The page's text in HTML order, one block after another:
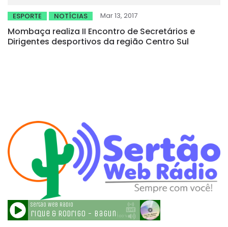
ESPORTE NOTÍCIAS Mar 13, 2017
Mombaça realiza II Encontro de Secretários e
Dirigentes desportivos da região Centro Sul